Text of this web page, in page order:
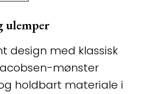
ulemper
design med klassisk
mønster
holdbart materiale i